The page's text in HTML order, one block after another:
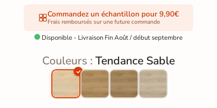
Commandez un échantillon pour 9,90€
Frais remboursés sur une future commande
 Disponible - Livraison Fin Août / début septembre
Couleurs : Tendance Sable